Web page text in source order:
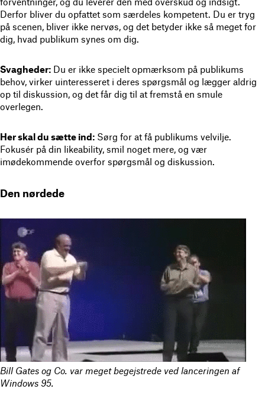
Derfor bliver du opfattet som særdeles kompetent. Du er tryg
på scenen, bliver ikke nervøs, og det betyder ikke så meget for
dig, hvad publikum synes om dig.
Svagheder: Du er ikke specielt opmærksom på publikums
behov, virker uinteresseret i deres spørgsmål og lægger aldrig
op til diskussion, og det får dig til at fremstå en smule
overlegen.
Her skal du sætte ind: Sørg for at få publikums velvilje.
Fokusér på din likeability, smil noget mere, og vær
imødekommende overfor spørgsmål og diskussion.
Den nørdede
Bill Gates og Co. var meget begejstrede ved lanceringen af
Windows 95.